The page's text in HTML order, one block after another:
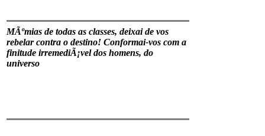
MÃºmias de todas as classes, deixai de vos
rebelar contra o destino! Conformai-vos com a
finitude irremediÃ¡vel dos homens, do
universo